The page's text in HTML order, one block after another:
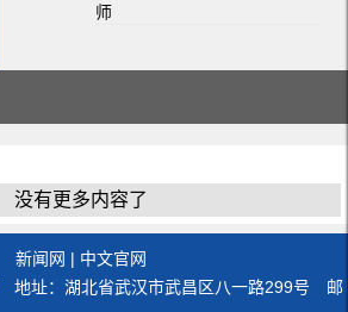
师
没有更多内容了
新闻网 | 中文官网
地址：湖北省武汉市武昌区八一路299号 邮